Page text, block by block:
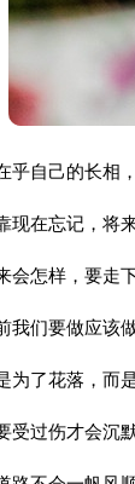
自己的长相，
在忘记，将来
怎样，要走下
们要做应该做
了花落，而是
过伤才会沉默